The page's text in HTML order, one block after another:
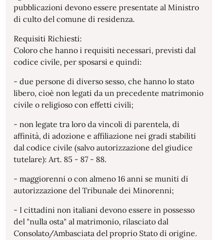
pubblicazioni devono essere presentate al Ministro
di culto del comune di residenza.
Requisiti Richiesti:
Coloro che hanno i requisiti necessari, previsti dal
codice civile, per sposarsi e quindi:
- due persone di diverso sesso, che hanno lo stato
libero, cioè non legati da un precedente matrimonio
civile o religioso con effetti civili;
- non legate tra loro da vincoli di parentela, di
affinità, di adozione e affiliazione nei gradi stabiliti
dal codice civile (salvo autorizzazione del giudice
tutelare): Art. 85 - 87 - 88.
- maggiorenni o con almeno 16 anni se muniti di
autorizzazione del Tribunale dei Minorenni;
- I cittadini non italiani devono essere in possesso
del "nulla osta" al matrimonio, rilasciato dal
Consolato/Ambasciata del proprio Stato di origine.